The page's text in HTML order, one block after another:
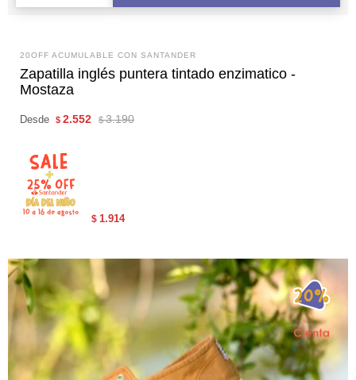
20OFF ACUMULABLE CON SANTANDER
Zapatilla inglés puntera tintado enzimatico -
Mostaza
Desde $ 2.552 $ 3.190
$ 1.914